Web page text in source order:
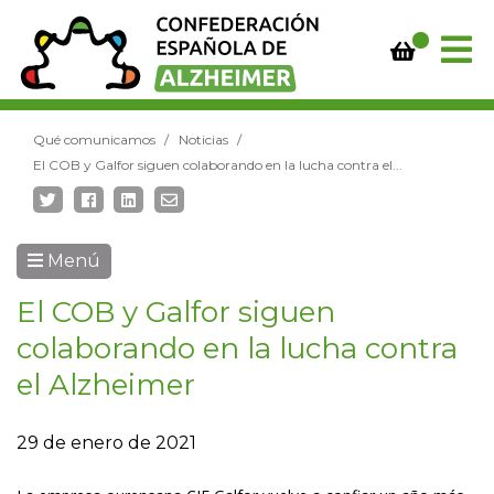
Qué comunicamos
Noticias
El COB y Galfor siguen colaborando en la lucha contra el...
Menú
El COB y Galfor siguen
colaborando en la lucha contra
el Alzheimer
29 de enero de 2021